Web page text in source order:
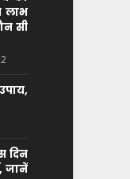
लाभ
सीं
दिन
जानें